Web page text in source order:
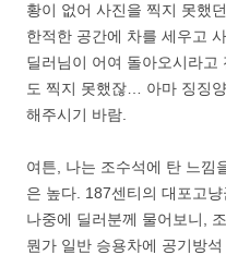
황이 없어 사진을 찍지 못했
한적한 공간에 차를 세우고
딜러님이 어여 돌아오시라
도 찍지 못했잖… 아마 징징
해주시기 바람.
여튼, 나는 조수석에 탄 느낌
은 높다. 187센티의 대포고
나중에 딜러분께 물어보니,
뭔가 일반 승용차에 공기방